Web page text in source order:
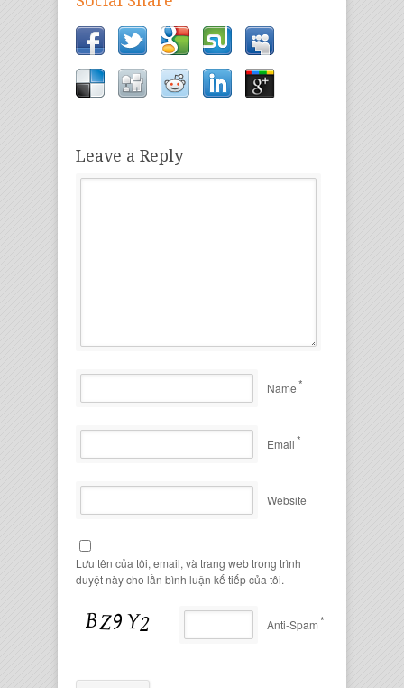
Leave a Reply
Name*
Email*
Website
Lưu tên của tôi, email, và trang web trong trình
duyệt này cho lần bình luận kế tiếp của tôi.
Anti-Spam*